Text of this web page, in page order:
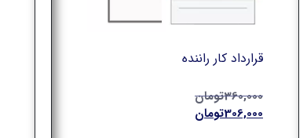
قرارداد کار راننده
360,000تومان
306,000تومان